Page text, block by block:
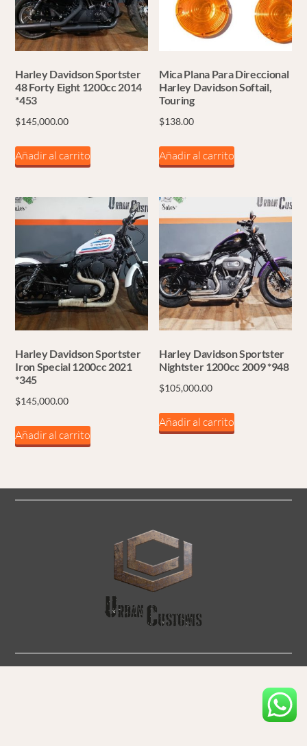
Harley Davidson Sportster
48 Forty Eight 1200cc 2014
*453
$145,000.00
Añadir al carrito
Mica Plana Para Direccional
Harley Davidson Softail,
Touring
$138.00
Añadir al carrito
Harley Davidson Sportster
Iron Special 1200cc 2021
*345
$145,000.00
Añadir al carrito
Harley Davidson Sportster
Nightster 1200cc 2009 *948
$105,000.00
Añadir al carrito